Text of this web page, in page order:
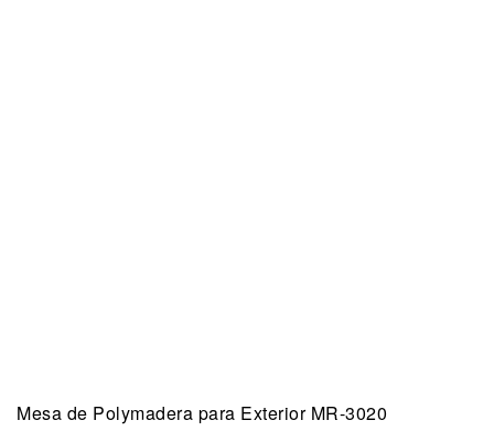
Mesa de Polymadera para Exterior MR-3020